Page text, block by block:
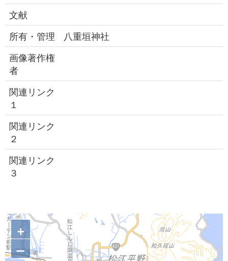
文献
所有・管理
八重垣神社
画像著作権
者
関連リンク
１
関連リンク
２
関連リンク
３
+
–